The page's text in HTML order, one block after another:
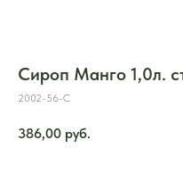
Сироп Манго 1,0л.
2002-56-С
386,00 руб.